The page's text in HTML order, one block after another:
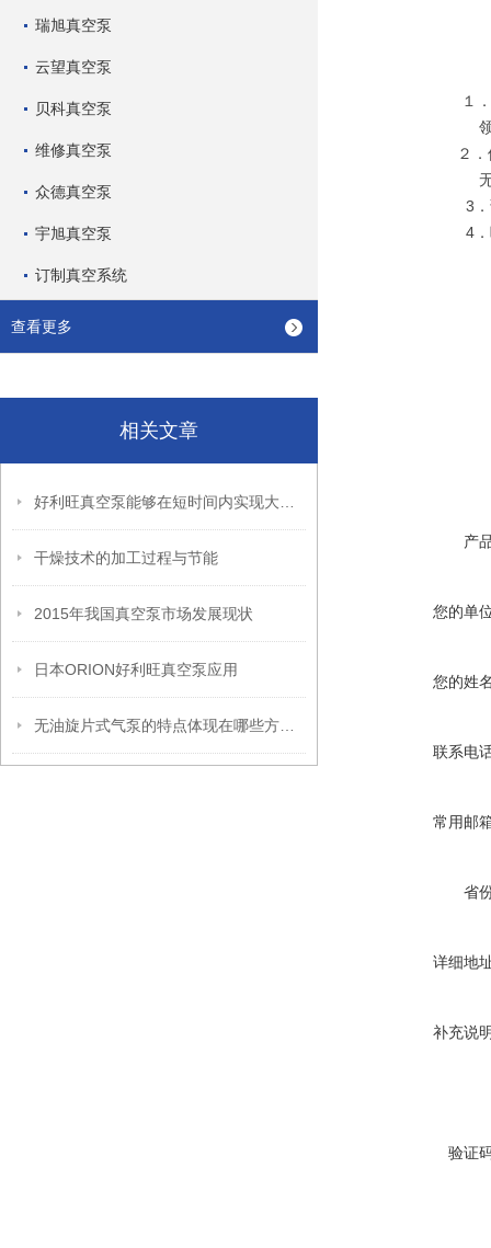
瑞旭真空泵
云望真空泵
贝科真空泵
维修真空泵
众德真空泵
宇旭真空泵
订制真空系统
查看更多
相关文章
干燥技术的加工过程与节能
2015年我国真空泵市场发展现状
日本ORION好利旺真空泵应用
１．对物品
领域
２．使用
无油泵，噪
3
4
产
您的单
您的姓
联系电
常用邮
省
详细地
补充说
验证